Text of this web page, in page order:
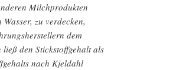
Milchprodukten
zu verdecken,
dem
den Stickstoffgehalt als
nach Kjeldahl